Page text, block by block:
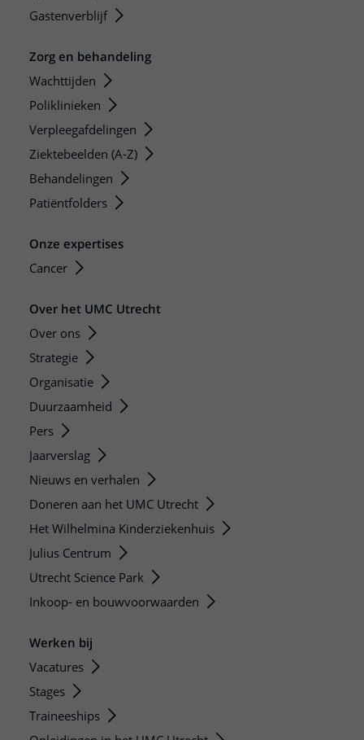
Gastenverblijf
Zorg en behandeling
Wachttijden
Poliklinieken
Verpleegafdelingen
Ziektebeelden (A-Z)
Behandelingen
Patiëntfolders
Onze expertises
Cancer
Over het UMC Utrecht
Over ons
Strategie
Organisatie
Duurzaamheid
Pers
Jaarverslag
Nieuws en verhalen
Doneren aan het UMC Utrecht
Het Wilhelmina Kinderziekenhuis
Julius Centrum
Utrecht Science Park
Inkoop- en bouwvoorwaarden
Werken bij
Vacatures
Stages
Traineeships